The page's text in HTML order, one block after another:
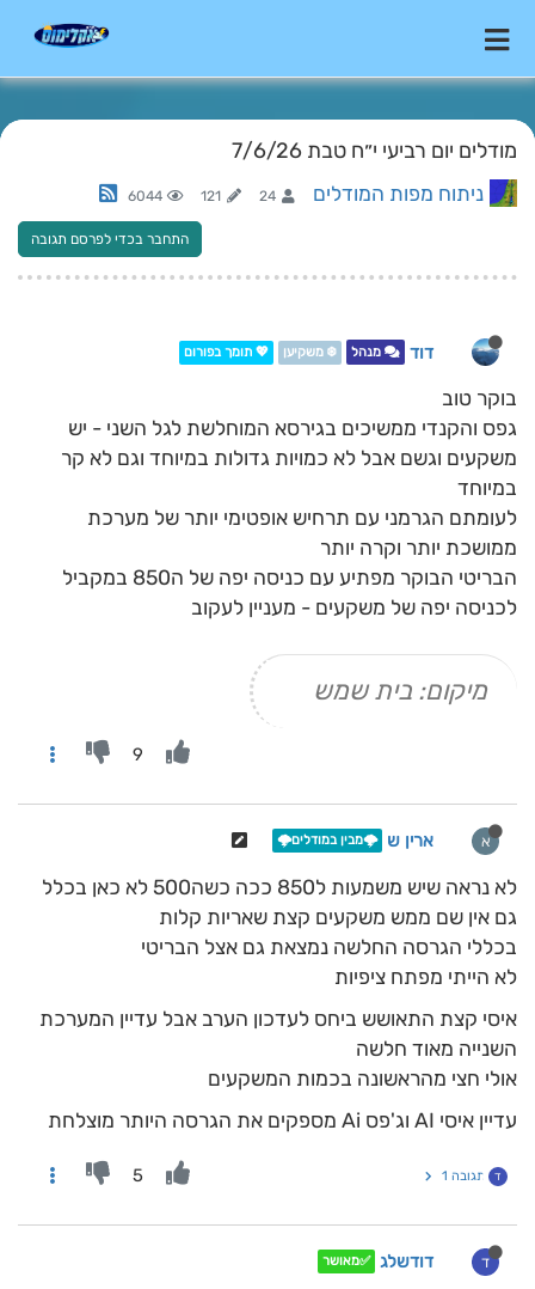
מודלים יום רביעי י״ח טבת 7/6/26
ניתוח מפות המודלים 24
121
6044
התחבר בכדי לפרסם תגובה
דוד מנהל ❄️ משקיען 💖 תומך בפורום
בוקר טוב
גפס והקנדי ממשיכים בגירסא המוחלשת לגל השני - יש
משקעים וגשם אבל לא כמויות גדולות במיוחד וגם לא קר
במיוחד
לעומתם הגרמני עם תרחיש אופטימי יותר של מערכת
ממושכת יותר וקרה יותר
הבריטי הבוקר מפתיע עם כניסה יפה של ה850 במקביל
לכניסה יפה של משקעים - מעניין לעקוב
מיקום: בית שמש
9
א ארין ש 🌩️מבין במודלים🌩️
לא נראה שיש משמעות ל850 ככה כשה500 לא כאן בכלל
גם אין שם ממש משקעים קצת שאריות קלות
בכללי הגרסה החלשה נמצאת גם אצל הבריטי
לא הייתי מפתח ציפיות
איסי קצת התאושש ביחס לעדכון הערב אבל עדיין המערכת
השנייה מאוד חלשה
אולי חצי מהראשונה בכמות המשקעים
עדיין איסי AI וג'פס Ai מספקים את הגרסה היותר מוצלחת
ד תגובה 1 5
ד דודשלג ✅מאושר